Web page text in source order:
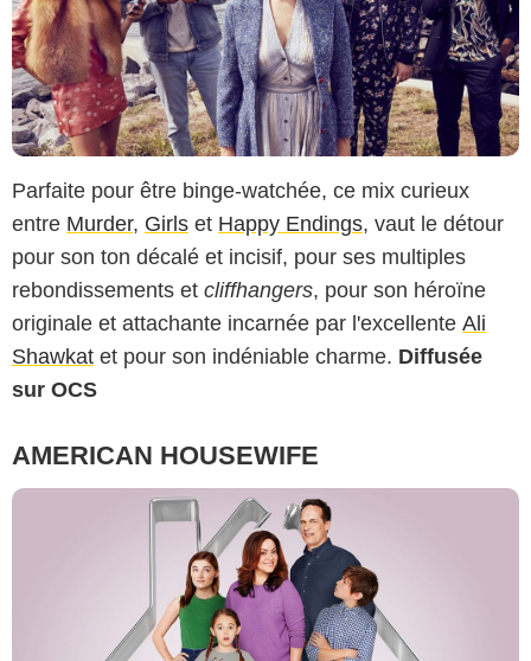
Parfaite pour être binge-watchée, ce mix curieux
entre Murder, Girls et Happy Endings, vaut le détour
pour son ton décalé et incisif, pour ses multiples
rebondissements et cliffhangers, pour son héroïne
originale et attachante incarnée par l'excellente Ali
Shawkat et pour son indéniable charme. Diffusée
sur OCS
AMERICAN HOUSEWIFE